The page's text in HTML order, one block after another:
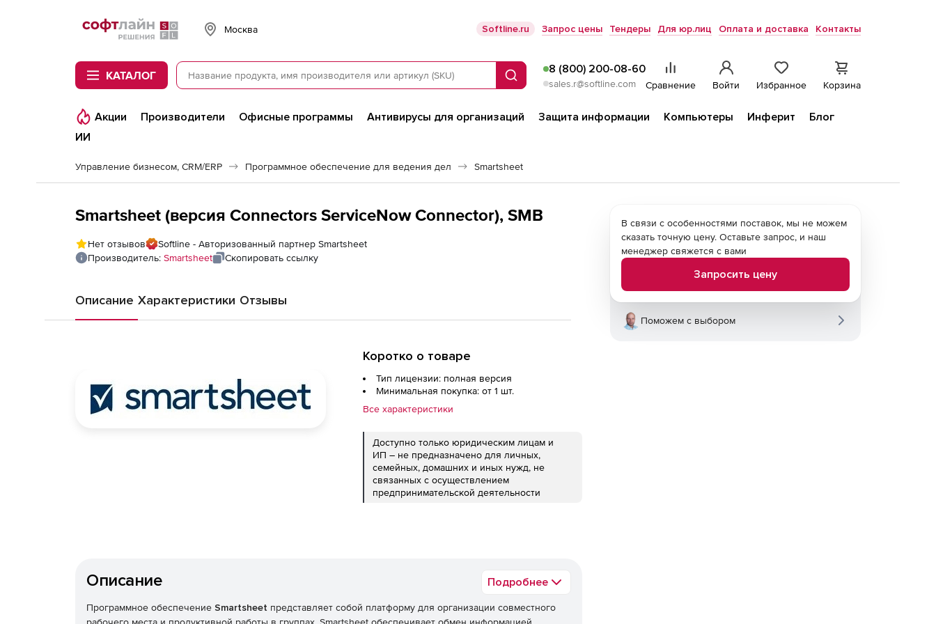
Softline
Москва Softline.ru Запрос цены Тендеры Для юр.лиц Оплата и доставка Контакты
КАТАЛОГ Поиск
8 (800) 200-08-60
sales.r@softline.com Сравнение Войти Избранное Корзина
Акции Производители Офисные программы Антивирусы для организаций Защита информации Компьютеры Инферит
Блог
ИИ
Управление бизнесом, CRM/ERP Программное обеспечение для ведения дел Smartsheet
Smartsheet (версия Connectors ServiceNow Connector), SMB
Нет отзывов
Softline - Авторизованный партнер Smartsheet
Производитель: Smartsheet Скопировать ссылку
Описание Характеристики Отзывы
Коротко о товаре
Тип лицензии: полная версия
Минимальная покупка: от 1 шт.
Все характеристики
Доступно только юридическим лицам и
ИП – не предназначено для личных,
семейных, домашних и иных нужд, не
связанных с осуществлением
предпринимательской деятельности
Описание Подробнее
Программное обеспечение Smartsheet представляет собой платформу для организации совместного
В связи с особенностями поставок, мы не можем
сказать точную цену. Оставьте запрос, и наш
менеджер свяжется с вами
Запросить цену
Поможем с выбором